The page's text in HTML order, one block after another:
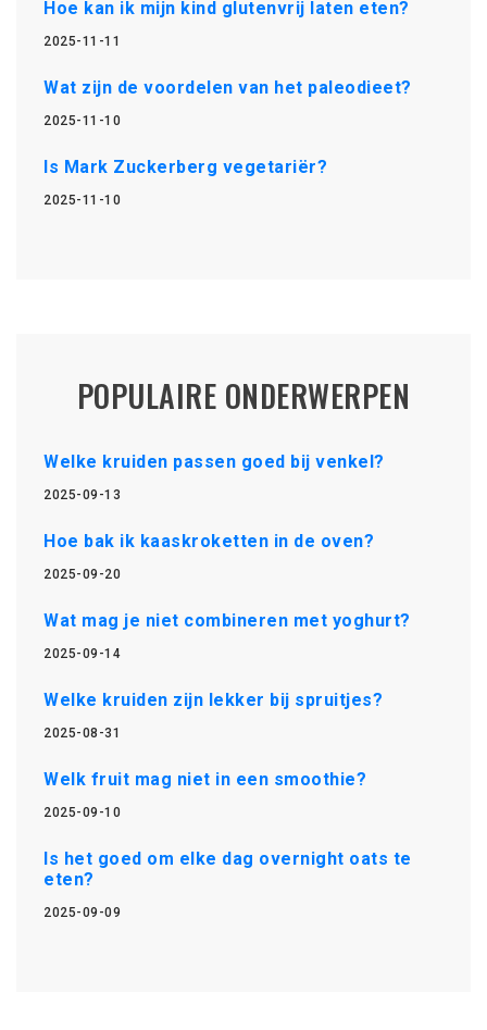
Hoe kan ik mijn kind glutenvrij laten eten?
2025-11-11
Wat zijn de voordelen van het paleodieet?
2025-11-10
Is Mark Zuckerberg vegetariër?
2025-11-10
POPULAIRE ONDERWERPEN
Welke kruiden passen goed bij venkel?
2025-09-13
Hoe bak ik kaaskroketten in de oven?
2025-09-20
Wat mag je niet combineren met yoghurt?
2025-09-14
Welke kruiden zijn lekker bij spruitjes?
2025-08-31
Welk fruit mag niet in een smoothie?
2025-09-10
Is het goed om elke dag overnight oats te
eten?
2025-09-09